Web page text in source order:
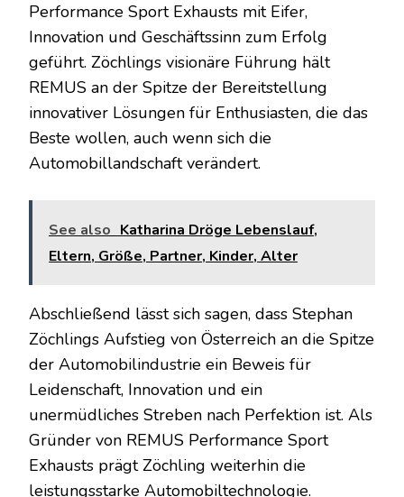
Performance Sport Exhausts mit Eifer,
Innovation und Geschäftssinn zum Erfolg
geführt. Zöchlings visionäre Führung hält
REMUS an der Spitze der Bereitstellung
innovativer Lösungen für Enthusiasten, die das
Beste wollen, auch wenn sich die
Automobillandschaft verändert.
See also Katharina Dröge Lebenslauf,
Eltern, Größe, Partner, Kinder, Alter
Abschließend lässt sich sagen, dass Stephan
Zöchlings Aufstieg von Österreich an die Spitze
der Automobilindustrie ein Beweis für
Leidenschaft, Innovation und ein
unermüdliches Streben nach Perfektion ist. Als
Gründer von REMUS Performance Sport
Exhausts prägt Zöchling weiterhin die
leistungsstarke Automobiltechnologie.